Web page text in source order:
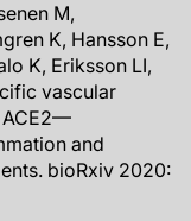
M,
K, Hansson E,
K, Eriksson LI,
vascular
ACE2—
and
bioRxiv 2020: